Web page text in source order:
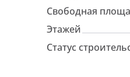
Свободная
Этажей
Статус